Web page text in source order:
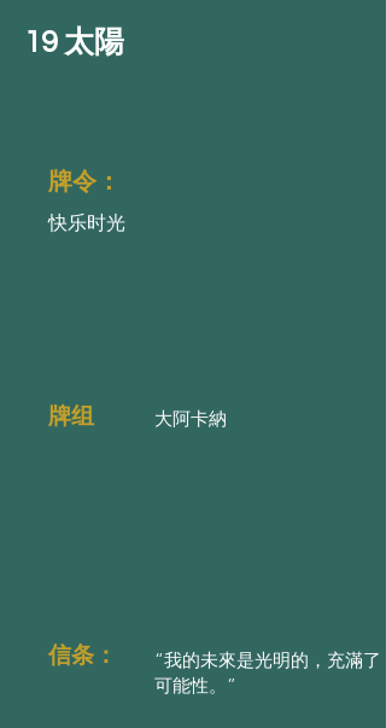
19 太陽
牌令：
快乐时光
牌组 大阿卡納
信条：
“我的未來是光明的，充滿了
可能性。”